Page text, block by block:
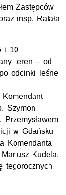
Zastępców
insp. Rafała
i 10
teren – od
odcinki leśne
Szymon
w Gdańsku
Komendanta
Kudela,
tegorocznych